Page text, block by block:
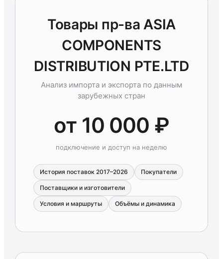
Товары пр-ва ASIA
COMPONENTS
DISTRIBUTION PTE.LTD
Анализ импорта и экспорта по данным
зарубежных стран
от 10 000 ₽
подключение и доступ на неделю
История поставок 2017–2026 Покупатели
Поставщики и изготовители
Условия и маршруты Объёмы и динамика